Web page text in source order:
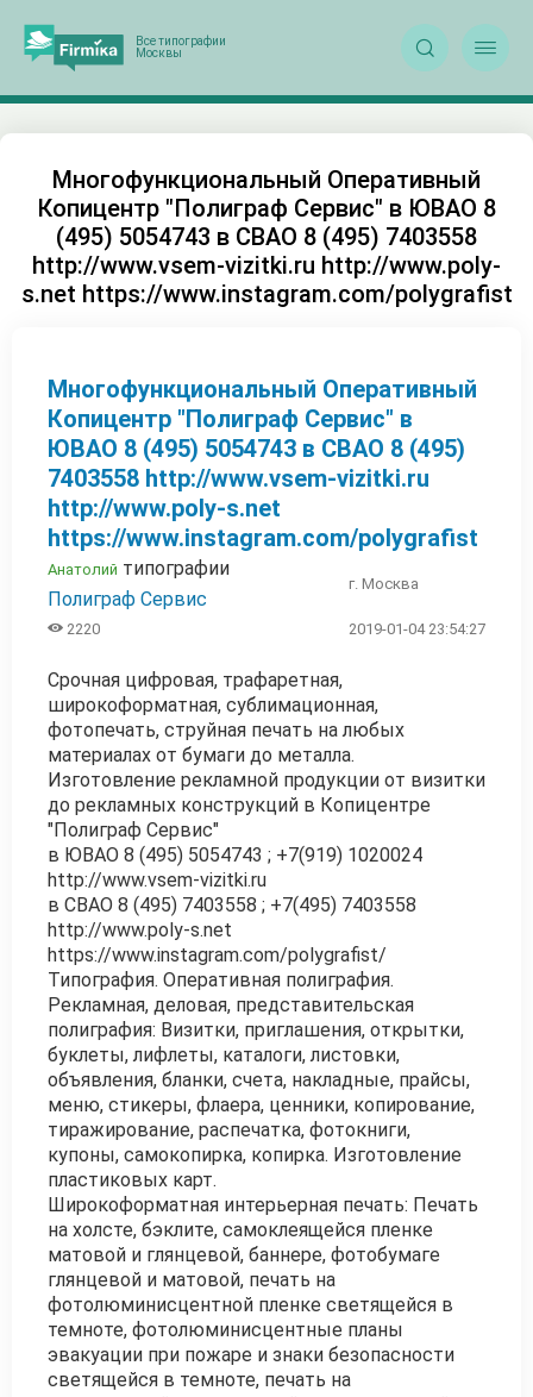
 
Многофункциональный Оперативный
Копицентр "Полиграф Сервис" в ЮВАО 8
(495) 5054743 в СВАО 8 (495) 7403558
http://www.vsem-vizitki.ru http://www.poly-
s.net https://www.instagram.com/polygrafist
Многофункциональный Оперативный
Копицентр "Полиграф Сервис" в
ЮВАО 8 (495) 5054743 в СВАО 8 (495)
7403558 http://www.vsem-vizitki.ru
http://www.poly-s.net
https://www.instagram.com/polygrafist
Анатолий типографии
Полиграф Сервис
г. Москва
 2220 2019-01-04 23:54:27
Срочная цифровая, трафаретная,
широкоформатная, сублимационная,
фотопечать, струйная печать на любых
материалах от бумаги до металла.
Изготовление рекламной продукции от визитки
до рекламных конструкций в Копицентре
"Полиграф Сервис"
в ЮВАО 8 (495) 5054743 ; +7(919) 1020024
http://www.vsem-vizitki.ru
в СВАО 8 (495) 7403558 ; +7(495) 7403558
http://www.poly-s.net
https://www.instagram.com/polygrafist/
Типография. Оперативная полиграфия.
Рекламная, деловая, представительская
полиграфия: Визитки, приглашения, открытки,
буклеты, лифлеты, каталоги, листовки,
объявления, бланки, счета, накладные, прайсы,
меню, стикеры, флаера, ценники, копирование,
тиражирование, распечатка, фотокниги,
купоны, самокопирка, копирка. Изготовление
пластиковых карт.
Широкоформатная интерьерная печать: Печать
на холсте, бэклите, самоклеящейся пленке
матовой и глянцевой, баннере, фотобумаге
глянцевой и матовой, печать на
фотолюминисцентной пленке светящейся в
темноте, фотолюминисцентные планы
эвакуации при пожаре и знаки безопасности
светящейся в темноте, печать на